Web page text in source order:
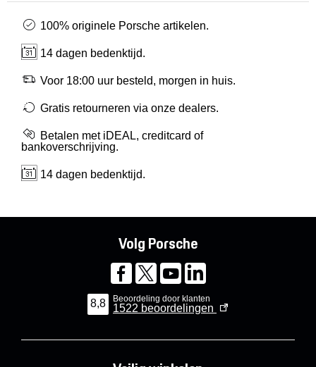
100% originele Porsche artikelen.
14 dagen bedenktijd.
Voor 18:00 uur besteld, morgen in huis.
Gratis retourneren via onze dealers.
Betalen met iDEAL, creditcard of
bankoverschrijving.
14 dagen bedenktijd.
Volg Porsche
8,8 Beoordeling door klanten
1522 beoordelingen